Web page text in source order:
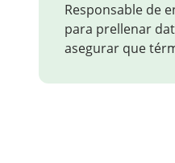
Responsable de
para prellenar
asegurar que